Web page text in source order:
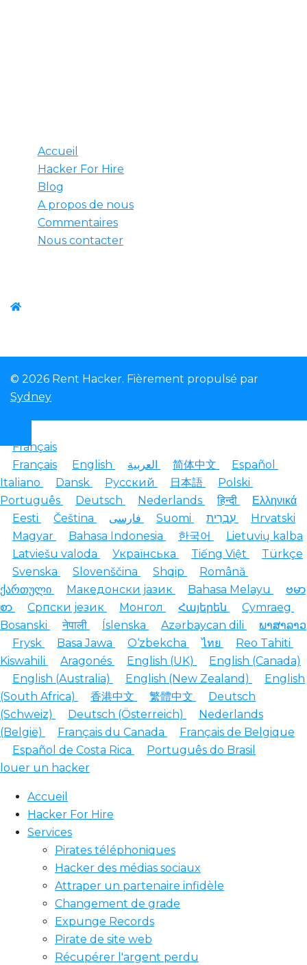
Accueil
Hacker For Hire
Blog
A propos de nous
Commentaires
Nous contacter
© 2026 Rent Hacker. Fièrement propulsé par
Sydney
Français
Français
English 简体中文
Español
Italiano
Dansk Русский 日本語
Polski
Português
Deutsch Nederlands हिन्दी
Ελληνικά
Eesti
Čeština Suomi
Hrvatski
Magyar
Bahasa Indonesia 한국어
Lietuvių kalba
Latviešu valoda
Українська Tiếng Việt
Türkçe
Svenska
Slovenščina Shqip
Română
ქართული
Македонски јазик Bahasa Melayu
ဗမာ
စာ
Српски језик Монгол Հայերեն
Cymraeg
Bosanski
नेपाली Íslenska Azərbaycan dili
ພາສາລາວ
Frysk
Basa Jawa O‘zbekcha ไทย
Reo Tahiti
Kiswahili
Aragonés English (UK)
English (Canada)
English (Australia)
English (New Zealand)
English
(South Africa)
香港中文 繁體中文
Deutsch
(Schweiz)
Deutsch (Österreich)
Nederlands
(België)
Français du Canada
Français de Belgique
Español de Costa Rica
Português do Brasil
louer un hacker
Accueil
Hacker For Hire
Services
Pirates téléphoniques
Hacker des médias sociaux
Attraper un partenaire infidèle
Changement de grade
Expunge Records
Pirate de site web
Récupérer l'argent perdu